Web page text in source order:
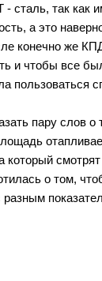
сталь, так как
а это
конечно же
и чтобы все
пользоваться
пару слов о
который
о том,